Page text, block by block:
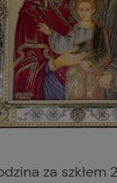
za szkłem